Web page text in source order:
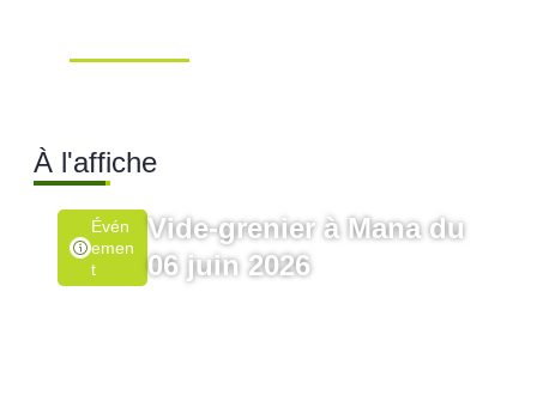
À l'affiche
Évén
Emen
T
Vide-grenier à Mana du
06 juin 2026